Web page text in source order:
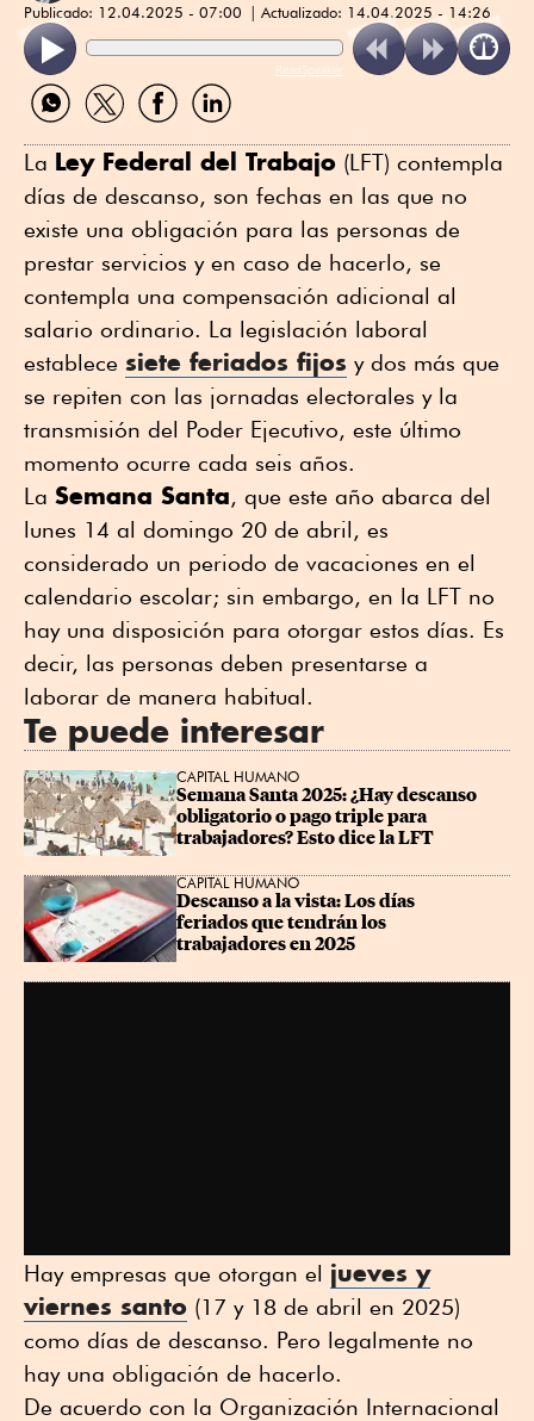
Publicado: 12.04.2025 - 07:00 Actualizado: 14.04.2025 - 14:26
ReadSpeaker
Compartir
por
Compartir
por
Compartir
por
Compartir
por
La Ley Federal del Trabajo (LFT) contempla
días de descanso, son fechas en las que no
existe una obligación para las personas de
prestar servicios y en caso de hacerlo, se
contempla una compensación adicional al
salario ordinario. La legislación laboral
establece siete feriados fijos y dos más que
se repiten con las jornadas electorales y la
transmisión del Poder Ejecutivo, este último
momento ocurre cada seis años.
La Semana Santa, que este año abarca del
lunes 14 al domingo 20 de abril, es
considerado un periodo de vacaciones en el
calendario escolar; sin embargo, en la LFT no
hay una disposición para otorgar estos días. Es
decir, las personas deben presentarse a
laborar de manera habitual.
Te puede interesar
CAPITAL HUMANO
Semana Santa 2025: ¿Hay descanso
obligatorio o pago triple para
trabajadores? Esto dice la LFT
CAPITAL HUMANO
Descanso a la vista: Los días
feriados que tendrán los
trabajadores en 2025
Hay empresas que otorgan el jueves y
viernes santo (17 y 18 de abril en 2025)
como días de descanso. Pero legalmente no
hay una obligación de hacerlo.
De acuerdo con la Organización Internacional